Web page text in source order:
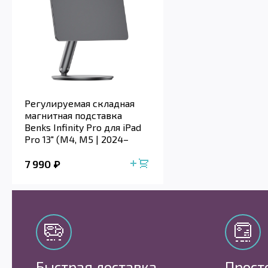
Регулируемая складная
магнитная подставка
Benks Infinity Pro для iPad
Pro 13" (M4, M5 | 2024–
7 990